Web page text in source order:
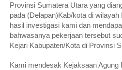
Provinsi Sumatera Utara yang
pada (Delapan)Kab/kota di
hasil investigasi kami dan
bahwasanya pekerjaan tersebut
Kejari Kabupaten/Kota di Provinsi
Kami mendesak Kejaksaan Agung